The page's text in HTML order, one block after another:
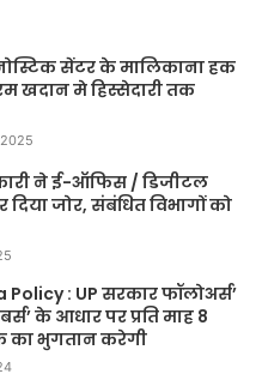
सेंटर के मालिकाना हक
खदान मे हिस्सेदारी तक
ने ई-ऑफिस / डिजीटल
दिया जोर, संबंधित विभागों को
: UP सरकार फॉलोअर्स’
के आधार पर प्रति माह 8
भुगतान करेगी